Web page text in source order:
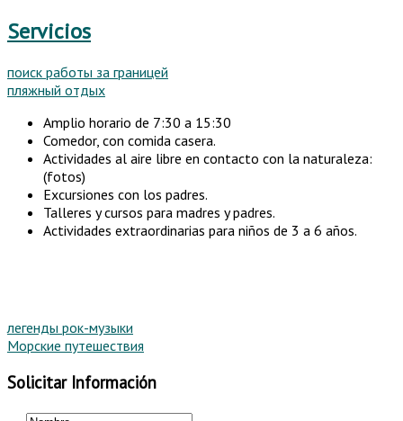
Servicios
поиск работы за границей
пляжный отдых
Amplio horario de 7:30 a 15:30
Comedor, con comida casera.
Actividades al aire libre en contacto con la naturaleza:
(fotos)
Excursiones con los padres.
Talleres y cursos para madres y padres.
Actividades extraordinarias para niños de 3 a 6 años.
легенды рок-музыки
Морские путешествия
Solicitar Información